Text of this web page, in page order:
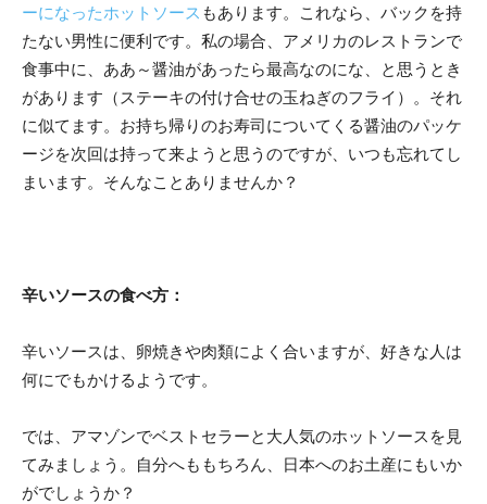
ーになったホットソース もあります。これなら、バックを持
たない男性に便利です。私の場合、アメリカのレストランで
食事中に、ああ～醤油があったら最高なのにな、と思うとき
があります（ステーキの付け合せの玉ねぎのフライ）。それ
に似てます。お持ち帰りのお寿司についてくる醤油のパッケ
ージを次回は持って来ようと思うのですが、いつも忘れてし
まいます。そんなことありませんか？
辛いソースの食べ方：
辛いソースは、卵焼きや肉類によく合いますが、好きな人は
何にでもかけるようです。
では、アマゾンでベストセラーと大人気のホットソースを見
てみましょう。自分へももちろん、日本へのお土産にもいか
がでしょうか？